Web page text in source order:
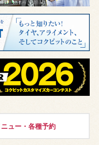
ュー・各種予約